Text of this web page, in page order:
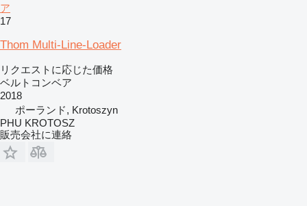
ア
17
Thom Multi-Line-Loader
リクエストに応じた価格
ベルトコンベア
2018
ポーランド, Krotoszyn
PHU KROTOSZ
販売会社に連絡